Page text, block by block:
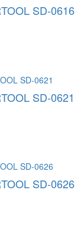
SD-0616
SD-0621
SD-0626